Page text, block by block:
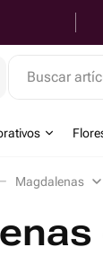
Buscar
Magdalenas